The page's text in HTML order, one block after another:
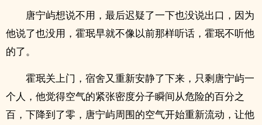
唐宁屿想说不用，最后迟疑了一下也没说出口，因为
他说了也没用，霍珉早就不像以前那样听话，霍珉不听他
的了。
霍珉关上门，宿舍又重新安静了下来，只剩唐宁屿一
个人，他觉得空气的紧张密度分子瞬间从危险的百分之
百，下降到了零，唐宁屿周围的空气开始重新流动，让他